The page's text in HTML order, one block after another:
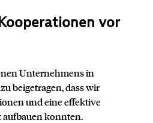
vor
Unternehmens in
beigetragen, dass wir
und eine effektive
aufbauen konnten.